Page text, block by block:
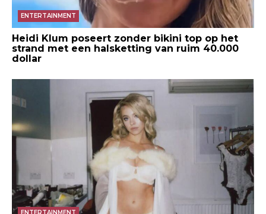
ENTERTAINMENT
Heidi Klum poseert zonder bikini top op het
strand met een halsketting van ruim 40.000
dollar